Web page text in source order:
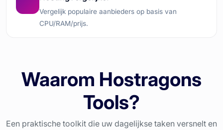
Vergelijk populaire aanbieders op basis van
CPU/RAM/prijs.
Waarom Hostragons
Tools?
Een praktische toolkit die uw dagelijkse taken versnelt en